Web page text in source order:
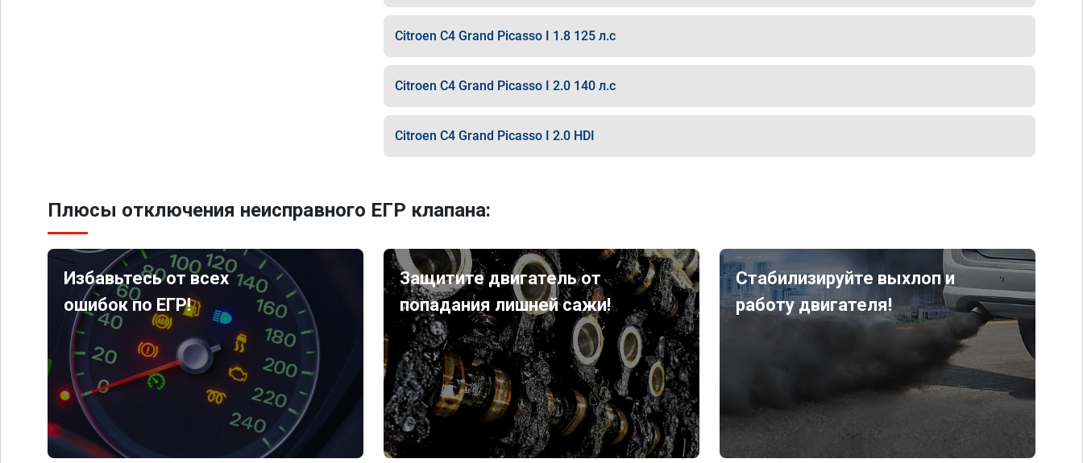
Citroen C4 Grand Picasso I 1.8 125 л.с
Citroen C4 Grand Picasso I 2.0 140 л.с
Citroen C4 Grand Picasso I 2.0 HDI
Плюсы отключения неисправного ЕГР клапана:
Избавьтесь от всех
ошибок по ЕГР!
Защитите двигатель от
попадания лишней сажи!
Стабилизируйте выхлоп и
работу двигателя!